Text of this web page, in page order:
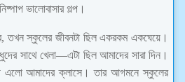
ভালোবাসার গল্প।
তখন স্কুলের জীবনটা ছিল একরকম একঘেয়ে।
সাথে খেলা—এটা ছিল আমাদের সারা দিন।
এলো আমাদের ক্লাসে। তার আগমনে স্কুলের